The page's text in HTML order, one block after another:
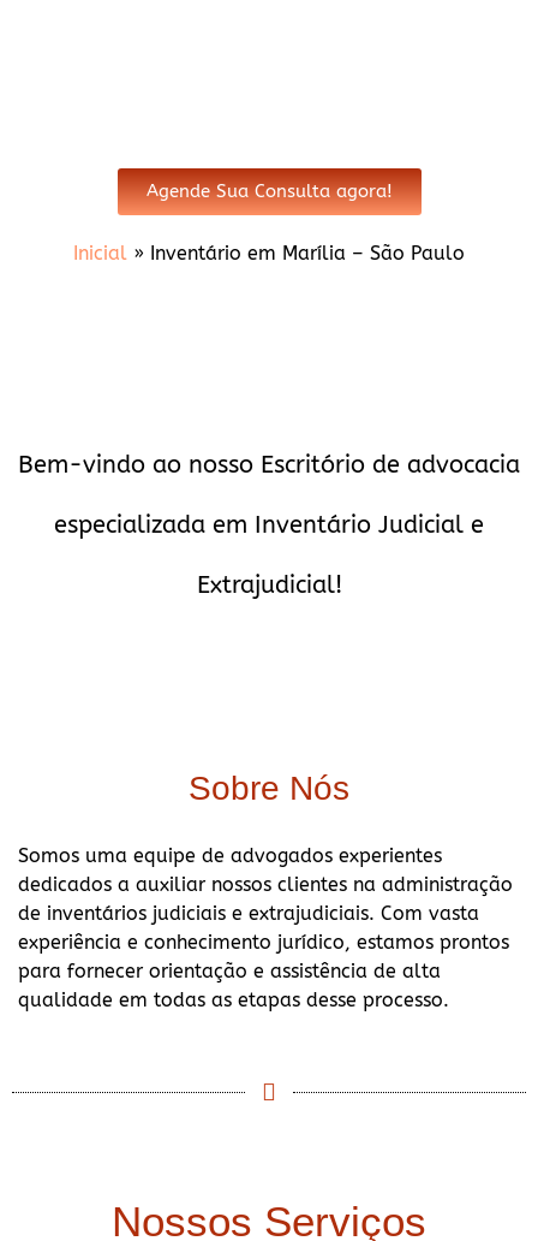
Agende Sua Consulta agora!
Inicial » Inventário em Marília – São Paulo
Bem-vindo ao nosso Escritório de advocacia
especializada em Inventário Judicial e
Extrajudicial!
Sobre Nós
Somos uma equipe de advogados experientes
dedicados a auxiliar nossos clientes na administração
de inventários judiciais e extrajudiciais. Com vasta
experiência e conhecimento jurídico, estamos prontos
para fornecer orientação e assistência de alta
qualidade em todas as etapas desse processo.
Nossos Serviços